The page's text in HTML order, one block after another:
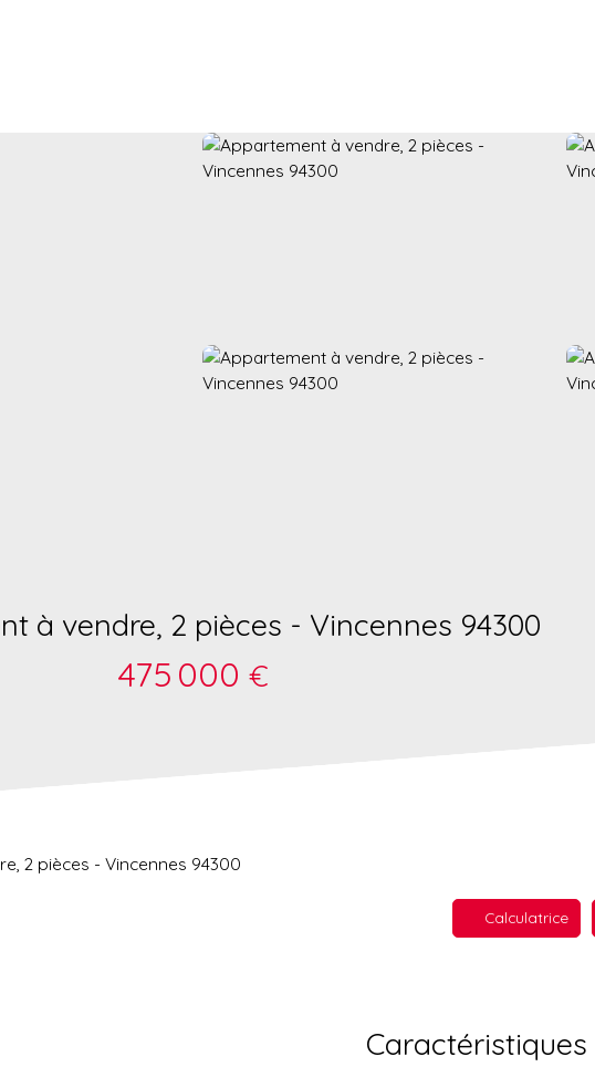
à vendre, 2 pièces - Vincennes 94300
475 000 €
2 pièces - Vincennes 94300
Calculatrice
Caractéristiques